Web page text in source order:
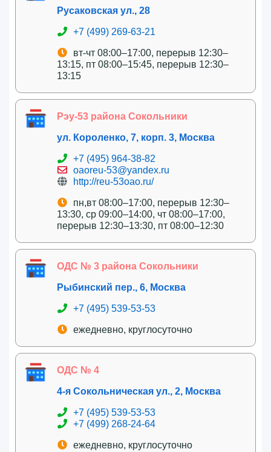
Русаковская ул., 28
+7 (499) 269-63-21
вт-чт 08:00–17:00, перерыв 12:30–
13:15, пт 08:00–15:45, перерыв 12:30–
13:15
Рэу-53 района Сокольники
ул. Короленко, 7, корп. 3, Москва
+7 (495) 964-38-82
oaoreu-53@yandex.ru
http://reu-53oao.ru/
пн,вт 08:00–17:00, перерыв 12:30–
13:30, ср 09:00–14:00, чт 08:00–17:00,
перерыв 12:30–13:30, пт 08:00–12:30
ОДС № 3 района Сокольники
Рыбинский пер., 6, Москва
+7 (495) 539-53-53
ежедневно, круглосуточно
ОДС № 4
4-я Сокольническая ул., 2, Москва
+7 (495) 539-53-53
+7 (499) 268-24-64
ежедневно, круглосуточно